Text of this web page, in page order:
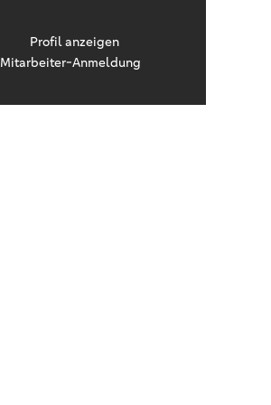
Profil anzeigen
Mitarbeiter-Anmeldung
Stellen suchen